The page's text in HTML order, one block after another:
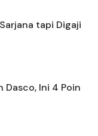
tapi Digaji
Dasco, Ini 4 Poin